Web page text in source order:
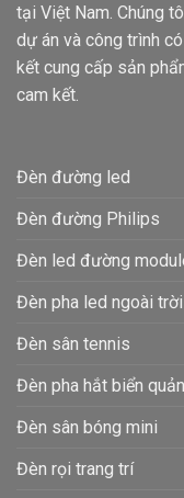
tại Việt Nam. Chúng
dự án và công trình
kết cung cấp sản
cam kết.
Đèn đường led
Đèn đường Philips
Đèn led đường
Đèn pha led ngoài
Đèn sân tennis
Đèn pha hắt biển
Đèn sân bóng mini
Đèn rọi trang trí